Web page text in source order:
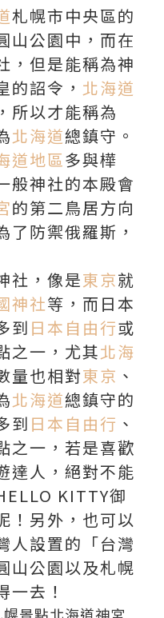
札幌市中央區的
山公園中，而在
，但是能稱為神
的詔令， 北海道
所以才能稱為
北海道總鎮守。
道地區多與樺
般神社的本殿會
的第二鳥居方向
了防禦俄羅斯，
社，像是東京就
神社等，而日本
到 日本自由行或
之一，尤其北海
量也相對東京 、
北海道總鎮守的
到 日本自由行 、
之一，若是喜歡
達人，絕對不能
KITTY御
！另外，也可以
人設置的「台灣
山公園以及札幌
一去！